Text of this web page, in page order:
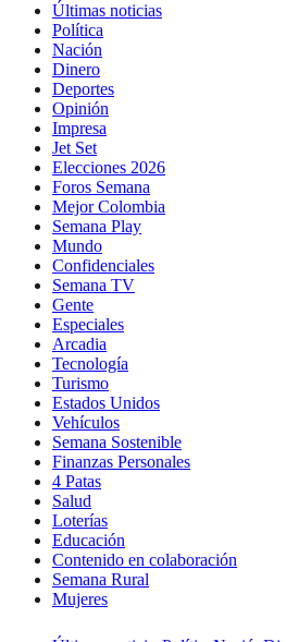
Últimas noticias
Política
Nación
Dinero
Deportes
Opinión
Impresa
Jet Set
Elecciones 2026
Foros Semana
Mejor Colombia
Semana Play
Mundo
Confidenciales
Semana TV
Gente
Especiales
Arcadia
Tecnología
Turismo
Estados Unidos
Vehículos
Semana Sostenible
Finanzas Personales
4 Patas
Salud
Loterías
Educación
Contenido en colaboración
Semana Rural
Mujeres